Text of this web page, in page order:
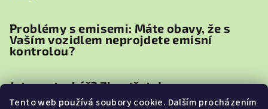
Tento web používá soubory cookie. Dalším procházením
Problémy s emisemi: Máte obavy, že s
Vaším vozidlem neprojdete emisní
kontrolou?
Jste motorkář? Zbystřete!